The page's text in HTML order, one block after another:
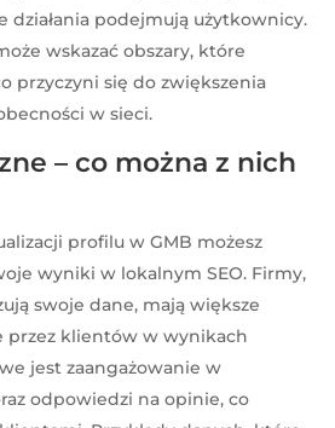
działania podejmują użytkownicy.
wskazać obszary, które
przyczyni się do zwiększenia
w sieci.
– co można z nich
profilu w GMB możesz
wyniki w lokalnym SEO. Firmy,
swoje dane, mają większe
przez klientów w wynikach
jest zaangażowanie w
odpowiedzi na opinie, co